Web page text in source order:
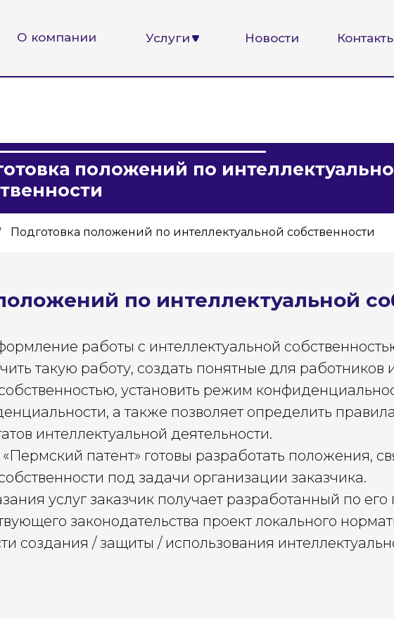
Услуги
О компании Новости
положений по
Подготовка положений по интеллектуальной собственности
по интеллектуальной
работы с интеллектуальной
такую работу, создать понятные для
установить режим
а также позволяет определить
интеллектуальной деятельности.
патент» готовы разработать положения,
под задачи организации заказчика.
услуг заказчик получает разработанный по
законодательства проект локального
создания / защиты / использования